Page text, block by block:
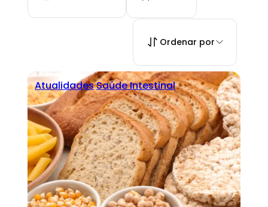
Ordenar por
AtualidadesSaúde Intestinal